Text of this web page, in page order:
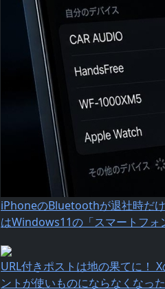
iPhoneのBluetoothが退社時だ
はWindows11の「スマートフォ
URL付きポストは地の果てに！
ントが使いものにならなくなっ